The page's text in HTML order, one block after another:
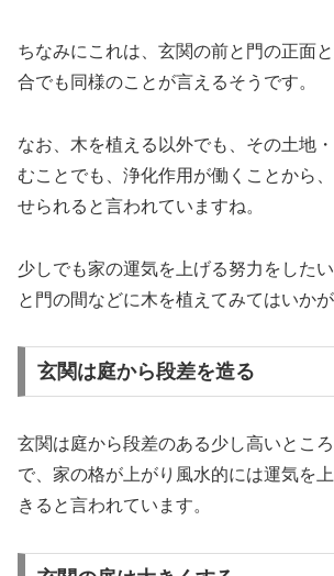
ちなみにこれは、玄関の前と門の正面
合でも同様のことが言えるそうです。
なお、木を植える以外でも、その土地
むことでも、浄化作用が働くことから
せられると言われていますね。
少しでも家の運気を上げる努力をした
と門の間などに木を植えてみてはいかが
玄関は庭から段差を造る
玄関は庭から段差のある少し高いとこ
で、家の格が上がり風水的には運気を
きると言われています。